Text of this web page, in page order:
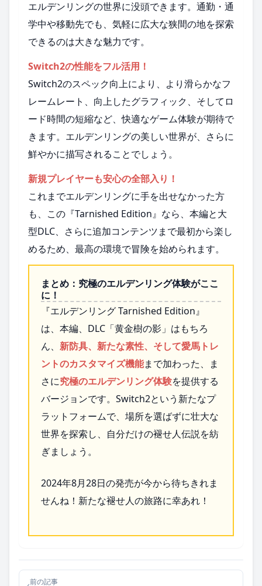
エルデンリングの世界に没頭できます。通勤・通
学中や移動先でも、気軽に広大な狭間の地を探索
できるのは大きな魅力です。
Switch2の性能をフル活用！
Switch2のスペック向上により、より滑らかなフ
レームレート、向上したグラフィック、そしてロ
ード時間の短縮など、快適なゲーム体験が期待で
きます。エルデンリングの美しい世界が、さらに
鮮やかに描写されることでしょう。
新規プレイヤーも安心の全部入り！
これまでエルデンリングに手を出せなかった方
も、この『Tarnished Edition』なら、本編と大
型DLC、さらに追加コンテンツまで最初から楽し
めるため、最高の環境で冒険を始められます。
まとめ：究極のエルデンリング体験がここ
に！
『エルデンリング Tarnished Edition』
は、本編、DLC「黄金樹の影」はもちろ
ん、 新防具、新たな素性、そして愛馬トレ
ントのカスタマイズ機能まで加わった、ま
さに究極のエルデンリング体験を提供する
バージョンです。Switch2という新たなプ
ラットフォームで、場所を選ばずに壮大な
世界を探索し、自分だけの褪せ人伝説を紡
ぎましょう。
2024年8月28日の発売が今から待ちきれま
せんね！新たな褪せ人の旅路に幸あれ！
前の記事